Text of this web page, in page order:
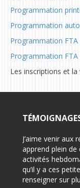
Programmation
Programmation
Programmation
Programmation
Les inscriptions et
J’aime venir aux
apprend plein de
activités
qu’il y a ces
renseigner sur